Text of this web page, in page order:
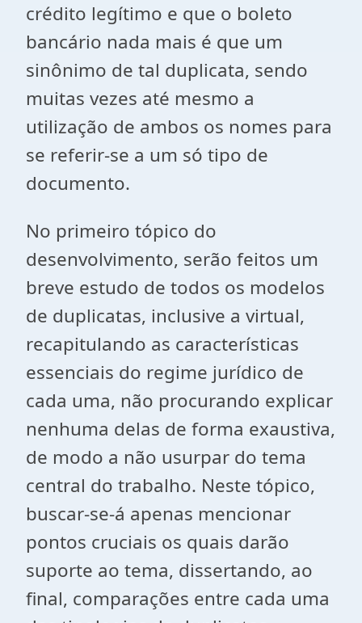
crédito legítimo e que o boleto
bancário nada mais é que um
sinônimo de tal duplicata, sendo
muitas vezes até mesmo a
utilização de ambos os nomes para
se referir-se a um só tipo de
documento.
No primeiro tópico do
desenvolvimento, serão feitos um
breve estudo de todos os modelos
de duplicatas, inclusive a virtual,
recapitulando as características
essenciais do regime jurídico de
cada uma, não procurando explicar
nenhuma delas de forma exaustiva,
de modo a não usurpar do tema
central do trabalho. Neste tópico,
buscar-se-á apenas mencionar
pontos cruciais os quais darão
suporte ao tema, dissertando, ao
final, comparações entre cada uma